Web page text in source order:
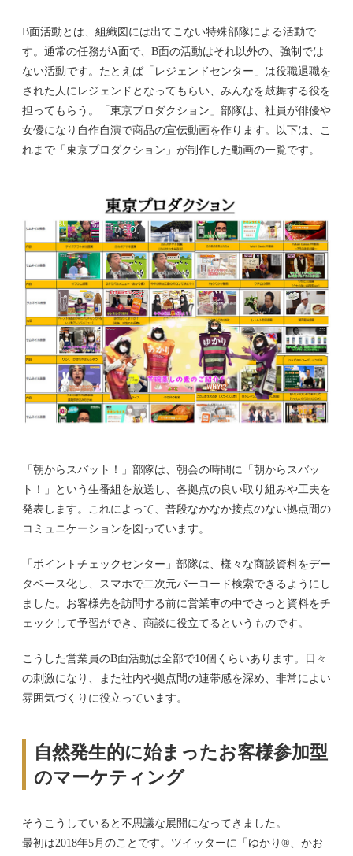
B面活動とは、組織図には出てこない特殊部隊による活動で
す。通常の任務がA面で、B面の活動はそれ以外の、強制では
ない活動です。たとえば「レジェンドセンター」は役職退職を
された人にレジェンドとなってもらい、みんなを鼓舞する役を
担ってもらう。「東京プロダクション」部隊は、社員が俳優や
女優になり自作自演で商品の宣伝動画を作ります。以下は、こ
れまで「東京プロダクション」が制作した動画の一覧です。
「朝からスバット！」部隊は、朝会の時間に「朝からスバッ
ト！」という生番組を放送し、各拠点の良い取り組みや工夫を
発表します。これによって、普段なかなか接点のない拠点間の
コミュニケーションを図っています。
「ポイントチェックセンター」部隊は、様々な商談資料をデー
タベース化し、スマホで二次元バーコード検索できるようにし
ました。お客様先を訪問する前に営業車の中でさっと資料をチ
ェックして予習ができ、商談に役立てるというものです。
こうした営業員のB面活動は全部で10個くらいあります。日々
の刺激になり、また社内や拠点間の連帯感を深め、非常によい
雰囲気づくりに役立っています。
自然発生的に始まったお客様参加型
のマーケティング
そうこうしていると不思議な展開になってきました。
最初は2018年5月のことです。ツイッターに「ゆかり®、かお